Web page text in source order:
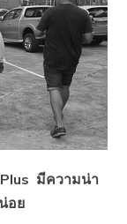
มีความน่า
อย